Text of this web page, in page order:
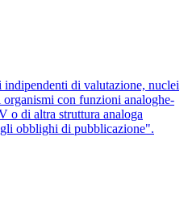
di valutazione, nuclei
con funzioni analoghe-
o di altra struttura analoga
obblighi di pubblicazione".